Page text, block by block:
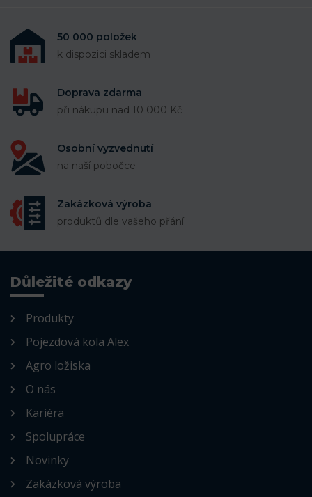
50 000 položek
k dispozici skladem
Doprava zdarma
při nákupu nad 10 000 Kč
Osobní vyzvednutí
na naší pobočce
Zakázková výroba
produktů dle vašeho přání
Důležité odkazy
Produkty
Pojezdová kola Alex
Agro ložiska
O nás
Kariéra
Spolupráce
Novinky
Zakázková výroba